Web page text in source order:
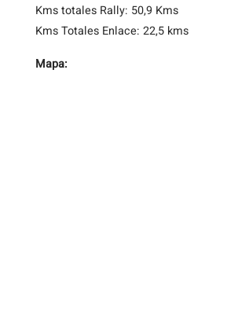
Kms totales Rally: 50,9 Kms
Kms Totales Enlace: 22,5 kms
Mapa: